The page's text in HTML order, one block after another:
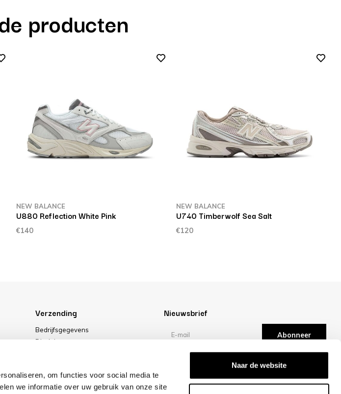
om functies voor social media te
we informatie over uw gebruik van onze site
Naar de website
producten
NEW BALANCE
U880 Reflection White Pink
€140
NEW BALANCE
U740 Timberwolf Sea Salt
€120
Verzending
Bedrijfsgegevens
Disclaimer
Cookies
Nieuwsbrief
Abonneer
/10 -